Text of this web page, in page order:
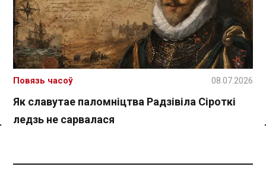
Як славутае паломніцтва Радзівіла Сіроткі
ледзь не сарвалася
Повязь часоў 08.07.2026